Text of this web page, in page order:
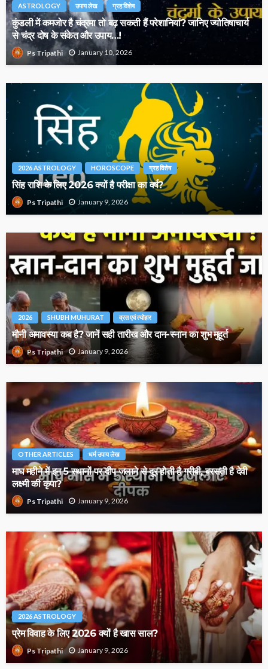
ASTROLOGY उपाय लेख ग्रह विशेष
कुंडली में कमजोर है चंद्रमा तो बढ़ सकती हैं परेशानियां? जानिए ज्योतिषाचार्य
से चंद्र दोष के संकेत और उपाय…!
Ps Tripathi January 10, 2026
2026 ASTROLOGY HOROSCOPE ग्रह विशेष
सिंह राशि के लिए 2026 क्यों है परीक्षा का वर्ष?
Ps Tripathi January 9, 2026
2026 SHUBH MUHURAT व्रत एवं त्योहार
मौनी अमावस्या कब है? जानें सही तारीख और दान-स्नान का शुभ मुहूर्त
Ps Tripathi January 9, 2026
OTHER ARTICLES धर्म उपाय लेख
माघ महीने में इन 5 स्थानों पर दीप जलाने से दूर होती है गरीबी, बरसती है देवी
लक्ष्मी की कृपा?
Ps Tripathi January 9, 2026
2026 ASTROLOGY
प्रेम विवाह के लिए 2026 क्यों है खास साल?
Ps Tripathi January 9, 2026